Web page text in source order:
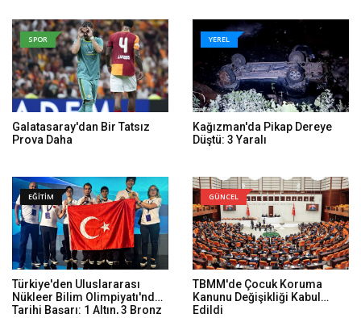
SPOR
Galatasaray'dan Bir Tatsız
Prova Daha
YEREL
Kağızman'da Pikap Dereye
Düştü: 3 Yaralı
EĞİTİM
Türkiye'den Uluslararası
Nükleer Bilim Olimpiyatı'nda
Tarihi Başarı: 1 Altın, 3 Bronz
GÜNCEL
TBMM'de Çocuk Koruma
Kanunu Değişikliği Kabul
Edildi